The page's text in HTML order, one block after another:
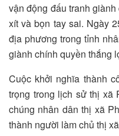
vận động đấu tranh
xít và bọn tay sai. Ngày
địa phương trong tỉnh
giành chính quyền thắng
Cuộc khởi nghĩa thành
trọng trong lịch sử thị xã
chúng nhân dân thị xã
thành người làm chủ thị